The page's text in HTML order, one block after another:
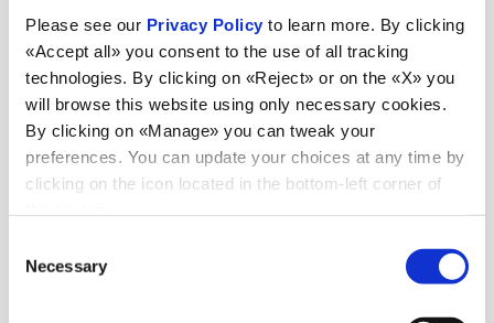
Please see our Privacy Policy to learn more. By clicking
«Accept all» you consent to the use of all tracking
technologies. By clicking on «Reject» or on the «X» you
will browse this website using only necessary cookies.
By clicking on «Manage» you can tweak your
preferences. You can update your choices at any time by
clicking on the icon located in the bottom-left corner of
Selection
Necessary